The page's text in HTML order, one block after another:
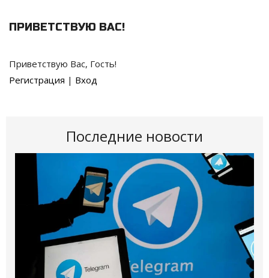
ПРИВЕТСТВУЮ ВАС!
Приветствую Вас, Гость!
Регистрация | Вход
Последние новости